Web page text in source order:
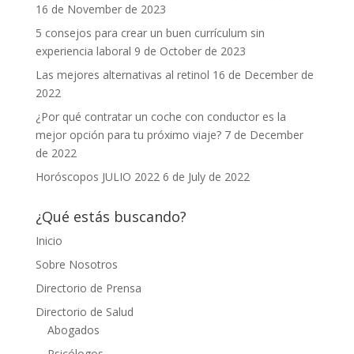
16 de November de 2023
5 consejos para crear un buen currículum sin
experiencia laboral 9 de October de 2023
Las mejores alternativas al retinol 16 de December de
2022
¿Por qué contratar un coche con conductor es la
mejor opción para tu próximo viaje? 7 de December
de 2022
Horóscopos JULIO 2022 6 de July de 2022
¿Qué estás buscando?
Inicio
Sobre Nosotros
Directorio de Prensa
Directorio de Salud
Abogados